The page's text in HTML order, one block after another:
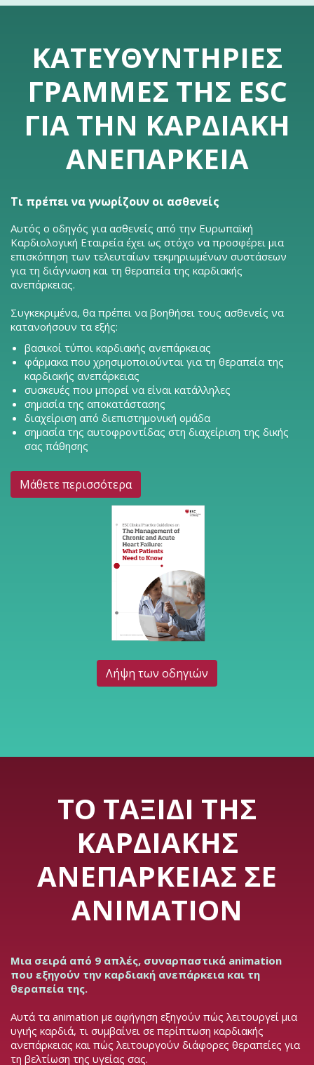
ΚΑΤΕΥΘΥΝΤΉΡΙΕΣ
ΓΡΑΜΜΈΣ ΤΗΣ ESC
ΓΙΑ ΤΗΝ ΚΑΡΔΙΑΚΉ
ΑΝΕΠΆΡΚΕΙΑ
Τι πρέπει να γνωρίζουν οι ασθενείς
Αυτός ο οδηγός για ασθενείς από την Ευρωπαϊκή
Καρδιολογική Εταιρεία έχει ως στόχο να προσφέρει μια
επισκόπηση των τελευταίων τεκμηριωμένων συστάσεων
για τη διάγνωση και τη θεραπεία της καρδιακής
ανεπάρκειας.
Συγκεκριμένα, θα πρέπει να βοηθήσει τους ασθενείς να
κατανοήσουν τα εξής:
βασικοί τύποι καρδιακής ανεπάρκειας
φάρμακα που χρησιμοποιούνται για τη θεραπεία της
καρδιακής ανεπάρκειας
συσκευές που μπορεί να είναι κατάλληλες
σημασία της αποκατάστασης
διαχείριση από διεπιστημονική ομάδα
σημασία της αυτοφροντίδας στη διαχείριση της δικής
σας πάθησης
Μάθετε περισσότερα
Λήψη των οδηγιών
ΤΟ ΤΑΞΊΔΙ ΤΗΣ
ΚΑΡΔΙΑΚΉΣ
ΑΝΕΠΆΡΚΕΙΑΣ ΣΕ
ANIMATION
Μια σειρά από 9 απλές, συναρπαστικά animation
που εξηγούν την καρδιακή ανεπάρκεια και τη
θεραπεία της.
Αυτά τα animation με αφήγηση εξηγούν πώς λειτουργεί μια
υγιής καρδιά, τι συμβαίνει σε περίπτωση καρδιακής
ανεπάρκειας και πώς λειτουργούν διάφορες θεραπείες για
τη βελτίωση της υγείας σας.